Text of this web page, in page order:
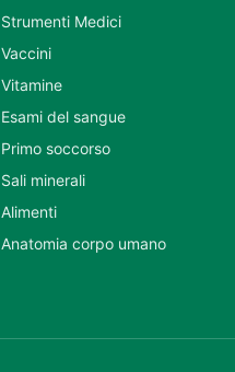
Strumenti Medici
Vaccini
Vitamine
Esami del sangue
Primo soccorso
Sali minerali
Alimenti
Anatomia corpo umano